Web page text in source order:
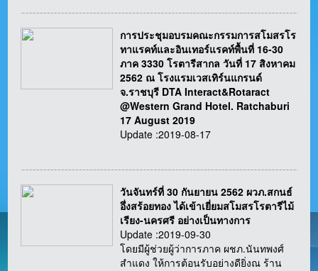
การประชุมอบรมคณะกรรมการสโมสรโร
ทาแรคท์และอินเทอร์แรคท์พื้นที่ 16-30
ภาค 3330 โรตารีสากล วันที่ 17 สิงหาคม
2562 ณ โรงแรมเวสเทิร์นแกรนด์
จ.ราชบุรี DTA Interact&Rotaract
@Western Grand Hotel. Ratchaburi
17 August 2019
Update :2019-08-17
วันจันทร์ที่ 30 กันยายน 2562 ผวภ.สกนธ์
อึ่งสร้อยทอง ได้เข้าเยี่ยมสโมสรโรตารีไม้
เรียง-นครศรี อย่างเป็นทางการ
Update :2019-09-30
โดยมีผู้ช่วยผู้ว่าการภาค ผชภ.นันทพงศ์
สำแดง ให้การต้อนรับอย่างดียิ่งณ ร้าน